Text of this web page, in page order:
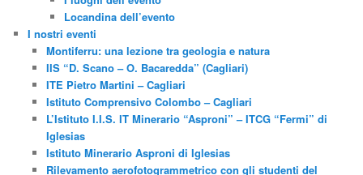
Locandina dell’evento
I nostri eventi
Montiferru: una lezione tra geologia e natura
IIS “D. Scano – O. Bacaredda” (Cagliari)
ITE Pietro Martini – Cagliari
Istituto Comprensivo Colombo – Cagliari
L’Istituto I.I.S. IT Minerario “Asproni” – ITCG “Fermi” di
Iglesias
Istituto Minerario Asproni di Iglesias
Rilevamento aerofotogrammetrico con gli studenti del